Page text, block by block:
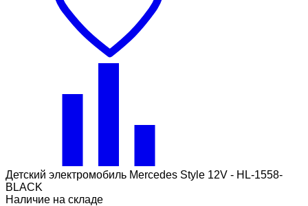
Детский электромобиль Mercedes Style 12V - HL-1558-
BLACK
Наличие на складе